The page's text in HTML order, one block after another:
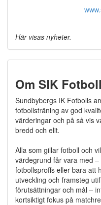
Här visas nyheter.
Om SIK Fotboll
Sundbybergs IK Fotbolls
fotbollsträning av god
värderingar och på så vis
bredd och elit.
Alla som gillar fotboll och
värdegrund får vara med
fotbollsproffs eller bara att
utveckling och framsteg
förutsättningar och mål –
kortsiktigt fokus på